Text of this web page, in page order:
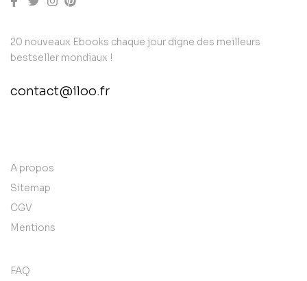
20 nouveaux Ebooks chaque jour digne des meilleurs
bestseller mondiaux !
contact@iloo.fr
A propos
Sitemap
CGV
Mentions
FAQ